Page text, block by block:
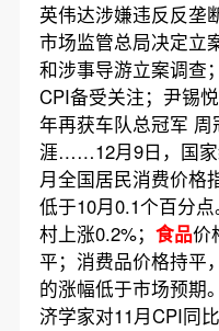
英伟达涉嫌违反反垄
市场监管总局决定立
和涉事导游立案调查
CPI备受关注；尹锡
年再获车队总冠军
涯……12月9日，国家
月全国居民消费价格
低于10月0.1个百分
村上涨0.2%； 食品价
平；消费品价格持平
的涨幅低于市场预期
济学家对11月CPI同